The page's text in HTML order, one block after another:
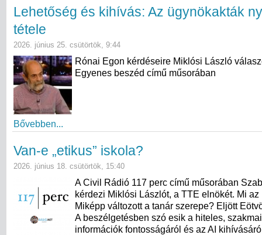
Lehetőség és kihívás: Az ügynökakták
tétele
2026. június 25. csütörtök, 9:44
Rónai Egon kérdéseire Miklósi László
Egyenes beszéd című műsorában
Bővebben...
Van-e „etikus” iskola?
2026. június 18. csütörtök, 15:40
A Civil Rádió 117 perc című műsorában
kérdezi Miklósi Lászlót, a TTE elnökét. Mi
Miképp változott a tanár szerepe? Eljött
A beszélgetésben szó esik a hiteles,
információk fontosságáról és az AI